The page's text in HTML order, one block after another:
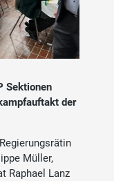
Sektionen
der
Müller,
Raphael Lanz